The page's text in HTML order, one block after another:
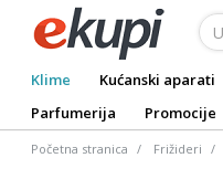
Klime Kućanski aparati
Parfumerija
Promocije
Početna stranica Frižideri